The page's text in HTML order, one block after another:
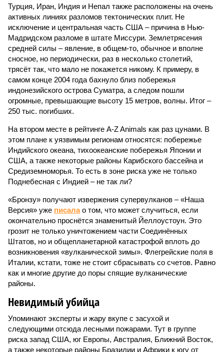
Турция, Иран, Индия и Непал также расположены на очень
активных линиях разломов тектонических плит. Не
исключение и центральная часть США – причина в Нью-
Мадридском разломе в штате Миссури. Землетрясения
средней силы – явление, в общем-то, обычное и вполне
сносное, но периодически, раз в несколько столетий,
трясёт так, что мало не покажется никому. К примеру, в
самом конце 2004 года бахнуло близ побережья
индонезийского острова Суматра, а следом пошли
огромные, превышающие высоту 15 метров, волны. Итог –
250 тыс. погибших.
На втором месте в рейтинге A-Z Animals как раз цунами. В
этом плане к уязвимым регионам относятся: побережье
Индийского океана, тихо­океанские побережья Японии и
США, а также некоторые районы Карибского бассейна и
Средиземноморья. То есть в зоне риска уже не только
Поднебесная с Индией – не так ли?
«Бронзу» получают извержения супервулканов – «Наша
Версия» уже писалао том, что может случиться, если
окончательно проснётся знаменитый Йеллоустоун. Это
грозит не только уничтожением части Соединённых
Штатов, но и общепланетарной катастрофой вплоть до
возникновения «вулканической зимы». Флегрейские поля в
Италии, кстати, тоже не стоит сбрасывать со счетов. Равно
как и многие другие до поры спящие вулканические
районы.
Невидимый убийца
Упоминают эксперты и жару вкупе с засухой и
следующими отсюда лесными пожарами. Тут в группе
риска запад США, юг Европы, Австралия, Ближний Восток,
а также некоторые районы Бразилии и Африки к югу от